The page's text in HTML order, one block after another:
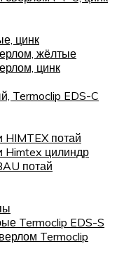
цинк
жёлтые
цинк
Termoclip EDS-C
потай
цилиндр
потай
Termoclip EDS-S
Termoclip